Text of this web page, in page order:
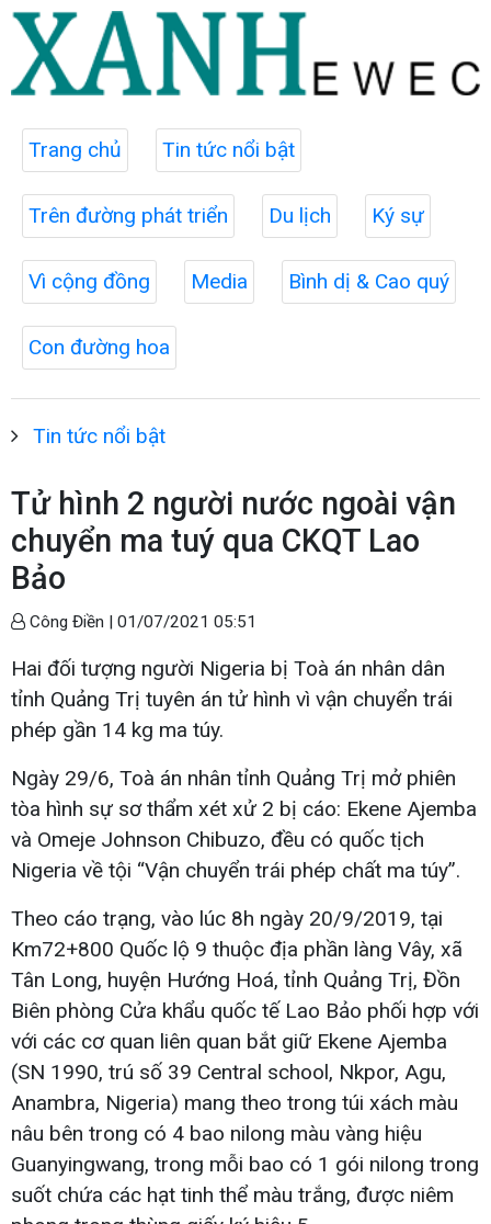
Trang chủ Tin tức nổi bật
Trên đường phát triển Du lịch Ký sự
Vì cộng đồng Media Bình dị & Cao quý
Con đường hoa
Tin tức nổi bật
Tử hình 2 người nước ngoài vận
chuyển ma tuý qua CKQT Lao
Bảo
Công Điền | 01/07/2021 05:51
Hai đối tượng người Nigeria bị Toà án nhân dân
tỉnh Quảng Trị tuyên án tử hình vì vận chuyển trái
phép gần 14 kg ma túy.
Ngày 29/6, Toà án nhân tỉnh Quảng Trị mở phiên
tòa hình sự sơ thẩm xét xử 2 bị cáo: Ekene Ajemba
và Omeje Johnson Chibuzo, đều có quốc tịch
Nigeria về tội “Vận chuyển trái phép chất ma túy”.
Theo cáo trạng, vào lúc 8h ngày 20/9/2019, tại
Km72+800 Quốc lộ 9 thuộc địa phần làng Vây, xã
Tân Long, huyện Hướng Hoá, tỉnh Quảng Trị, Đồn
Biên phòng Cửa khẩu quốc tế Lao Bảo phối hợp với
với các cơ quan liên quan bắt giữ Ekene Ajemba
(SN 1990, trú số 39 Central school, Nkpor, Agu,
Anambra, Nigeria) mang theo trong túi xách màu
nâu bên trong có 4 bao nilong màu vàng hiệu
Guanyingwang, trong mỗi bao có 1 gói nilong trong
suốt chứa các hạt tinh thể màu trắng, được niêm